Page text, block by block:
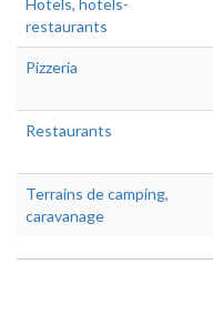
Hotels, hotels-
restaurants
Pizzeria
Restaurants
Terrains de camping,
caravanage